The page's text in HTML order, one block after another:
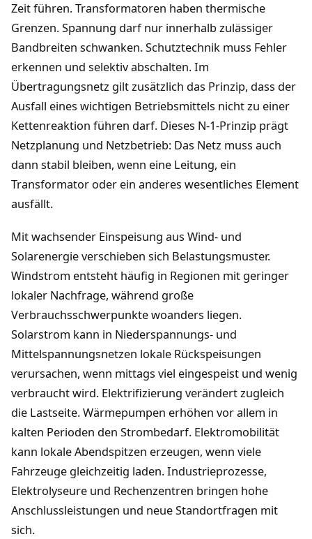
Zeit führen. Transformatoren haben thermische
Grenzen. Spannung darf nur innerhalb zulässiger
Bandbreiten schwanken. Schutztechnik muss Fehler
erkennen und selektiv abschalten. Im
Übertragungsnetz gilt zusätzlich das Prinzip, dass der
Ausfall eines wichtigen Betriebsmittels nicht zu einer
Kettenreaktion führen darf. Dieses N-1-Prinzip prägt
Netzplanung und Netzbetrieb: Das Netz muss auch
dann stabil bleiben, wenn eine Leitung, ein
Transformator oder ein anderes wesentliches Element
ausfällt.
Mit wachsender Einspeisung aus Wind- und
Solarenergie verschieben sich Belastungsmuster.
Windstrom entsteht häufig in Regionen mit geringer
lokaler Nachfrage, während große
Verbrauchsschwerpunkte woanders liegen.
Solarstrom kann in Niederspannungs- und
Mittelspannungsnetzen lokale Rückspeisungen
verursachen, wenn mittags viel eingespeist und wenig
verbraucht wird. Elektrifizierung verändert zugleich
die Lastseite. Wärmepumpen erhöhen vor allem in
kalten Perioden den Strombedarf. Elektromobilität
kann lokale Abendspitzen erzeugen, wenn viele
Fahrzeuge gleichzeitig laden. Industrieprozesse,
Elektrolyseure und Rechenzentren bringen hohe
Anschlussleistungen und neue Standortfragen mit
sich.